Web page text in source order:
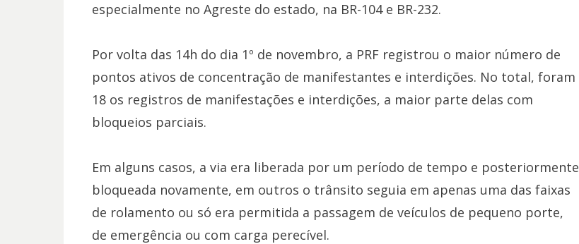
especialmente no Agreste do estado, na BR-104 e BR-232.
Por volta das 14h do dia 1º de novembro, a PRF registrou o maior número de
pontos ativos de concentração de manifestantes e interdições. No total, foram
18 os registros de manifestações e interdições, a maior parte delas com
bloqueios parciais.
Em alguns casos, a via era liberada por um período de tempo e posteriormente
bloqueada novamente, em outros o trânsito seguia em apenas uma das faixas
de rolamento ou só era permitida a passagem de veículos de pequeno porte,
de emergência ou com carga perecível.